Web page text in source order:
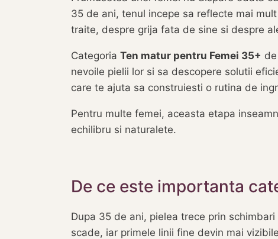
35 de ani, tenul incepe sa reflecte mai
traite, despre grija fata de sine si despre
Categoria Ten matur pentru Femei 35+
nevoile pielii lor si sa descopere solutii
care te ajuta sa construiesti o rutina de
Pentru multe femei, aceasta etapa
echilibru si naturalete.
De ce este importanta
Dupa 35 de ani, pielea trece prin
scade, iar primele linii fine devin mai